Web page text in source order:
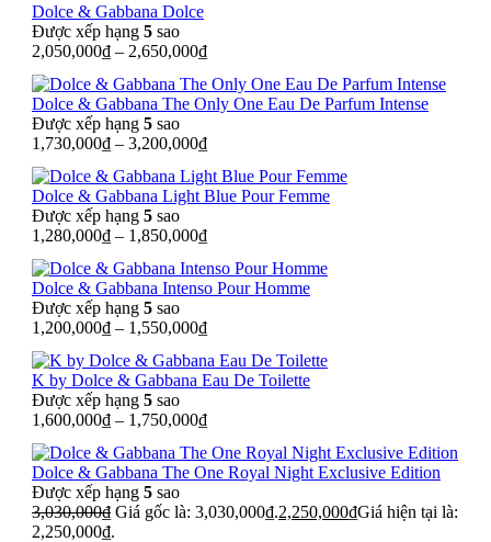
Dolce & Gabbana Dolce
Được xếp hạng 5 sao
2,050,000₫ – 2,650,000₫
Dolce & Gabbana The Only One Eau De Parfum Intense
Được xếp hạng 5 sao
1,730,000₫ – 3,200,000₫
Dolce & Gabbana Light Blue Pour Femme
Được xếp hạng 5 sao
1,280,000₫ – 1,850,000₫
Dolce & Gabbana Intenso Pour Homme
Được xếp hạng 5 sao
1,200,000₫ – 1,550,000₫
K by Dolce & Gabbana Eau De Toilette
Được xếp hạng 5 sao
1,600,000₫ – 1,750,000₫
Dolce & Gabbana The One Royal Night Exclusive Edition
Được xếp hạng 5 sao
3,030,000₫ Giá gốc là: 3,030,000₫.2,250,000₫Giá hiện tại là:
2,250,000₫.